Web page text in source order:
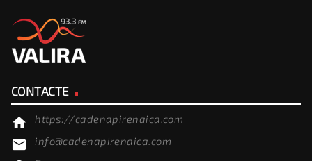
CONTACTE
home https://cadenapirenaica.com
email info@cadenapirenaica.com